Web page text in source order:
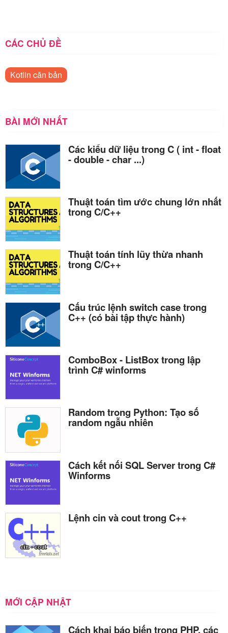
CÁC CHỦ ĐỀ
Kotlin căn bản
BÀI MỚI NHẤT
Các kiểu dữ liệu trong C ( int - float
- double - char ...)
Thuật toán tìm ước chung lớn nhất
trong C/C++
Thuật toán tính lũy thừa nhanh
trong C/C++
Cấu trúc lệnh switch case trong
C++ (có bài tập thực hành)
ComboBox - ListBox trong lập
trình C# winforms
Random trong Python: Tạo số
random ngẫu nhiên
Cách kết nối SQL Server trong C#
Winforms
Lệnh cin và cout trong C++
MỚI CẬP NHẬT
Cách khai báo biến trong PHP, các